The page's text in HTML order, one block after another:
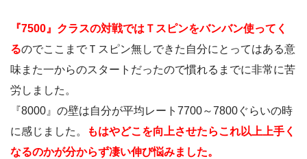
『7500』クラスの対戦ではＴスピンをバンバン使ってく
るのでここまでＴスピン無しできた自分にとってはある意
味また一からのスタートだったので慣れるまでに非常に苦
労しました。
『8000』の壁は自分が平均レート7700～7800ぐらいの時
に感じました。
もはやどこを向上させたらこれ以上上手く
なるのかが分からず凄い伸び悩みました。